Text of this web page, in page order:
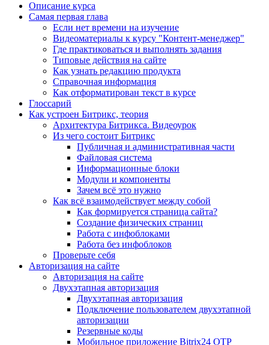
Описание курса
Самая первая глава
Если нет времени на изучение
Видеоматериалы к курсу "Контент-менеджер"
Где практиковаться и выполнять задания
Типовые действия на сайте
Как узнать редакцию продукта
Справочная информация
Как отформатирован текст в курсе
Глоссарий
Как устроен Битрикс, теория
Архитектура Битрикса. Видеоурок
Из чего состоит Битрикс
Публичная и административная части
Файловая система
Информационные блоки
Модули и компоненты
Зачем всё это нужно
Как всё взаимодействует между собой
Как формируется страница сайта?
Создание физических страниц
Работа с инфоблоками
Работа без инфоблоков
Проверьте себя
Авторизация на сайте
Авторизация на сайте
Двухэтапная авторизация
Двухэтапная авторизация
Подключение пользователем двухэтапной
авторизации
Резервные коды
Мобильное приложение Bitrix24 OTP